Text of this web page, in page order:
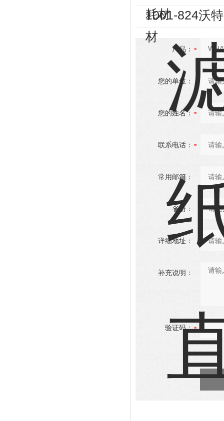
耗材
1001-824沃
材
产品：
您的单位：
您的姓名：
联系电话：
常用邮箱：
省份：
详细地址：
补充说明：
验证码：